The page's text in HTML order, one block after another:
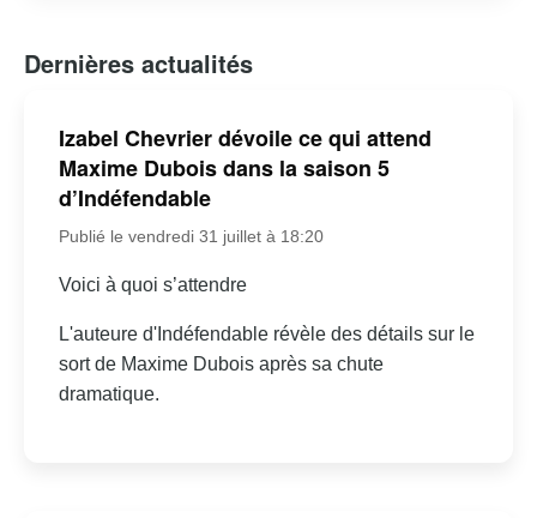
Dernières actualités
Izabel Chevrier dévoile ce qui attend
Maxime Dubois dans la saison 5
d’Indéfendable
Publié le vendredi 31 juillet à 18:20
Voici à quoi s’attendre
L'auteure d'Indéfendable révèle des détails sur le
sort de Maxime Dubois après sa chute
dramatique.